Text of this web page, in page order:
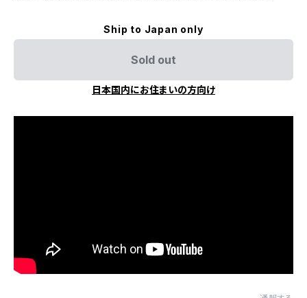
Ship to Japan only
Sold out
日本国内にお住まいの方向け